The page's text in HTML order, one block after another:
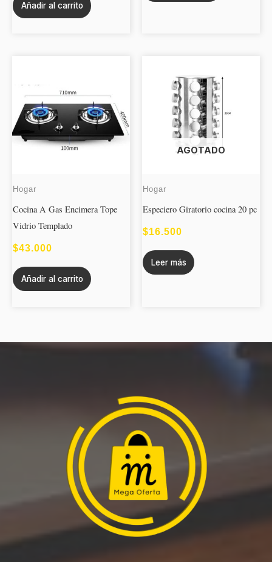
Añadir al carrito
Hogar
Cocina A Gas Encimera Tope
Vidrio Templado
$43.000
Añadir al carrito
AGOTADO
Hogar
Especiero Giratorio cocina 20 pc
$16.500
Leer más